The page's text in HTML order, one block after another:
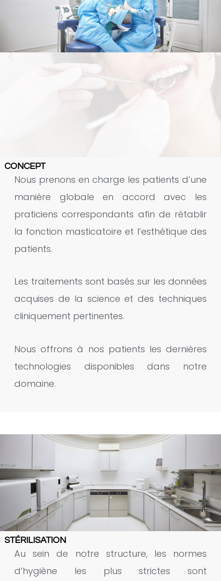
CONCEPT
Nous prenons en charge les patients d’une
manière globale en accord avec les
praticiens correspondants afin de rétablir
la fonction masticatoire et l’esthétique des
patients.
Les traitements sont basés sur les données
acquises de la science et des techniques
cliniquement pertinentes.
Nous offrons à nos patients les dernières
technologies disponibles dans notre
domaine.
STÉRILISATION
Au sein de notre structure, les normes
d’hygiène les plus strictes sont